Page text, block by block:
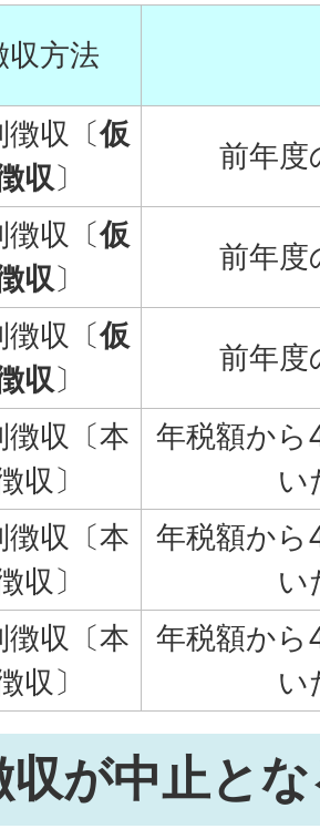
収方法
徴収〔仮
収〕
前年度
徴収〔仮
収〕
前年度
徴収〔仮
収〕
前年度
徴収〔本
収〕
年税額から
い
徴収〔本
収〕
年税額から
い
徴収〔本
収〕
年税額から
い
収が中止と